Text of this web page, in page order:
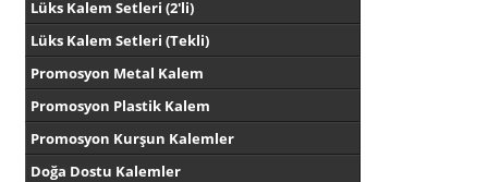
Lüks Kalem Setleri (2'li)
Lüks Kalem Setleri (Tekli)
Promosyon Metal Kalem
Promosyon Plastik Kalem
Promosyon Kurşun Kalemler
Doğa Dostu Kalemler